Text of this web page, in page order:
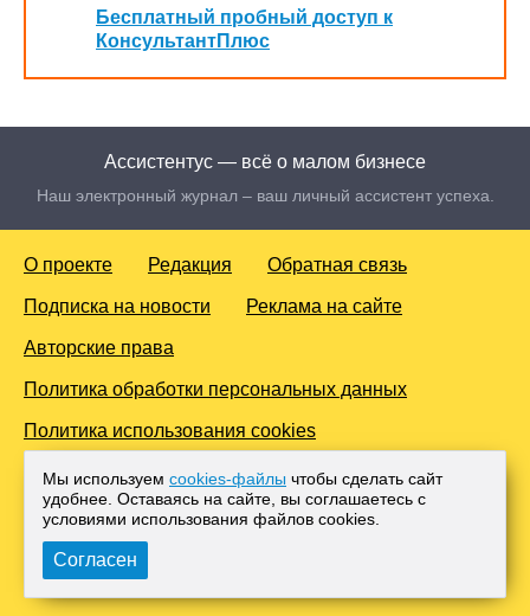
Бесплатный пробный доступ к
КонсультантПлюс
Ассистентус — всё о малом бизнесе
Наш электронный журнал – ваш личный ассистент успеха.
О проекте Редакция Обратная связь
Подписка на новости Реклама на сайте
Авторские права
Политика обработки персональных данных
Политика использования cookies
© 2016-2026 Все права защищены. Для лиц старше 18 лет.
Любое копирование материалов и тиражирование в сети
Интернет, либо печатных изданиях без согласования с
Администрацией проекта, преследуется законом.
Мы используем cookies-файлы чтобы сделать сайт
удобнее. Оставаясь на сайте, вы соглашаетесь с
условиями использования файлов cооkies.
Согласен